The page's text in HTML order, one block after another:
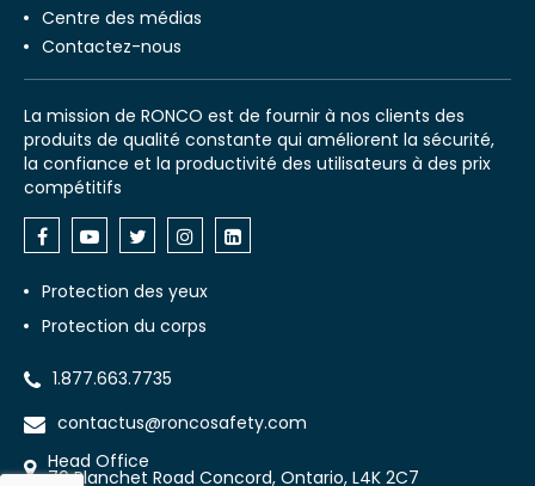
Centre des médias
Contactez-nous
La mission de RONCO est de fournir à nos clients des
produits de qualité constante qui améliorent la sécurité,
la confiance et la productivité des utilisateurs à des prix
compétitifs
Protection des yeux
Protection du corps
1.877.663.7735
contactus@roncosafety.com
Head Office
70 Planchet Road Concord, Ontario, L4K 2C7